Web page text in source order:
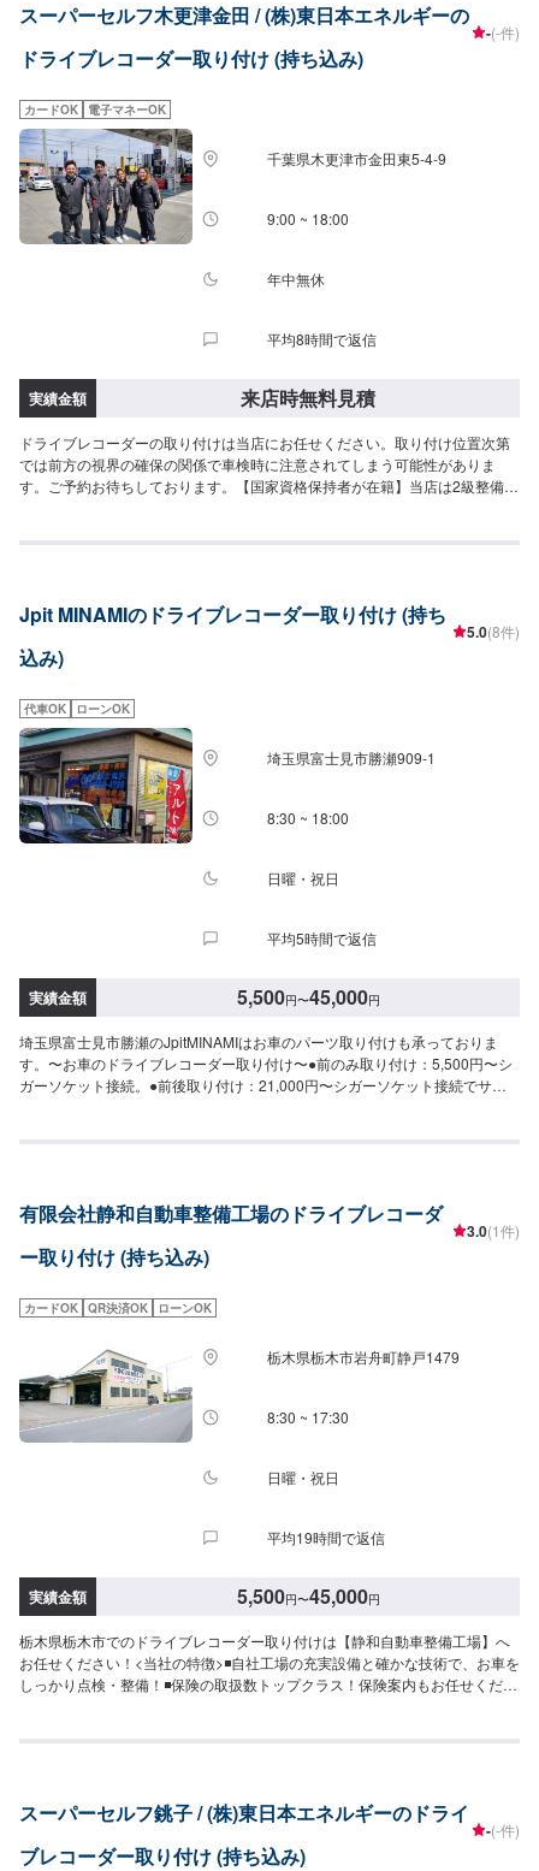
スーパーセルフ木更津金田 / (株)東日本エネルギーの
ドライブレコーダー取り付け (持ち込み)
-(-件)
カードOK 電子マネーOK
千葉県木更津市金田東5-4-9
9:00 ~ 18:00
年中無休
平均8時間で返信
実績金額 来店時無料見積
ドライブレコーダーの取り付けは当店にお任せください。取り付け位置次第
では前方の視界の確保の関係で車検時に注意されてしまう可能性がありま
す。ご予約お待ちしております。【国家資格保持者が在籍】当店は2級整備士
Jpit MINAMIのドライブレコーダー取り付け (持ち
込み)
5.0(8件)
代車OK ローンOK
埼玉県富士見市勝瀬909‐1
8:30 ~ 18:00
日曜・祝日
平均5時間で返信
実績金額 5,500円〜45,000円
埼玉県富士見市勝瀬のJpitMINAMIはお車のパーツ取り付けも承っておりま
す。〜お車のドライブレコーダー取り付け〜●前のみ取り付け：5,500円〜シ
ガーソケット接続。●前後取り付け：21,000円〜シガーソケット接続でサイ
スなパーツあんなパーツにこんなパーツ。どれもいいけど自分では付けられ
入いただいたパーツを取り付けることが可能です。クルマ好きの皆さんのピ
ットワーカーにおまかせください。【1】オファーにてお問い合わせ【2】お
見積り【3】お見積りにご納得いただければ作業開始【4】仕上がり次第納車
ださい。※代車の燃料代はお客様にご負担いただいております。『営業時間・
定休日』営業時間：8:30〜18:00定休日：日・祝・第一月曜
有限会社静和自動車整備工場のドライブレコーダ
ー取り付け (持ち込み)
3.0(1件)
カードOK QR決済OK ローンOK
栃木県栃木市岩舟町静戸1479
8:30 ~ 17:30
日曜・祝日
平均19時間で返信
実績金額 5,500円〜45,000円
栃木県栃木市でのドライブレコーダー取り付けは【静和自動車整備工場】へ
お任せください！<当社の特徴>◾自社工場の充実設備と確かな技術で、お車を
しっかり点検・整備！◾保険の取扱数トップクラス！保険案内もお任せくださ
たい…★お時間があまり取れない…などのご相談もお気軽にどうぞ！【1】オ
納車となります。納期は前後する場合がございます。予めご了承ください。--
---代車について-----代車をご用意しています。お車の作業中は代車をご利用く
ださい。※代車の燃料代はお客様にご負担いただいております。-----ご来店時
スーパーセルフ銚子 / (株)東日本エネルギーのドライ
ブレコーダー取り付け (持ち込み)
-(-件)